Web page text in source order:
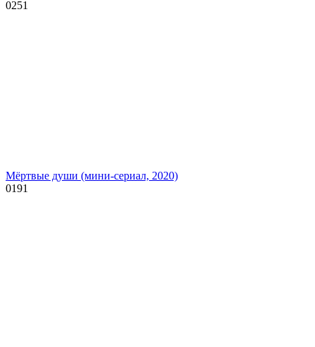
0251
Мёртвые души (мини-сериал, 2020)
0191